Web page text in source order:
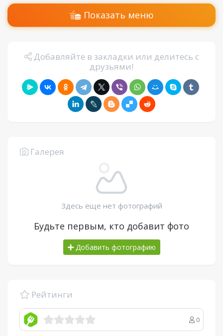
Показать меню
Добавляйте в закладки или делитесь с
друзьями!
Галерея
Здесь еще нет фотографий
Будьте первым, кто добавит фото
Добавить фотографию
Рейтинги
0